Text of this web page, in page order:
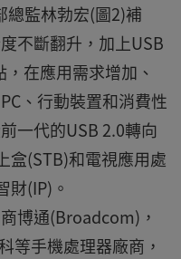
總監林勃宏(圖2)補
不斷翻升，加上USB
在應用需求增加、
、行動裝置和消費性
一代的USB 2.0轉向
盒(STB)和電視應用處
財(IP)。
博通(Broadcom)，
等手機處理器廠商，